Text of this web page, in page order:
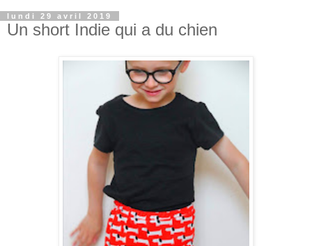
lundi 29 avril 2019
Un short Indie qui a du chien